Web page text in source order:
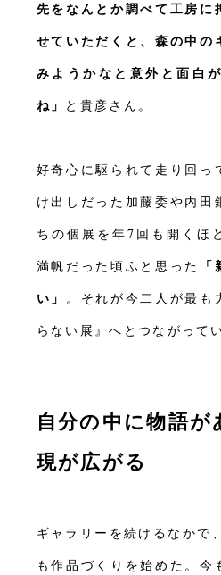
先をなんとか調べて工房に
せていただくと、森の中の
みようかなと意外と面白
ね」 と貴彦さん。
好奇心に駆られて走り回っ
け出しだった加藤委や内田
ちの個展を年7回も開くほ
満帆だった頃ふと思った
い」 。それが今二人が最も
らない展』へとつながって
自分の中に物語
現が広がる
ギャラリーを続けるなかで
も作品づくりを始めた。今